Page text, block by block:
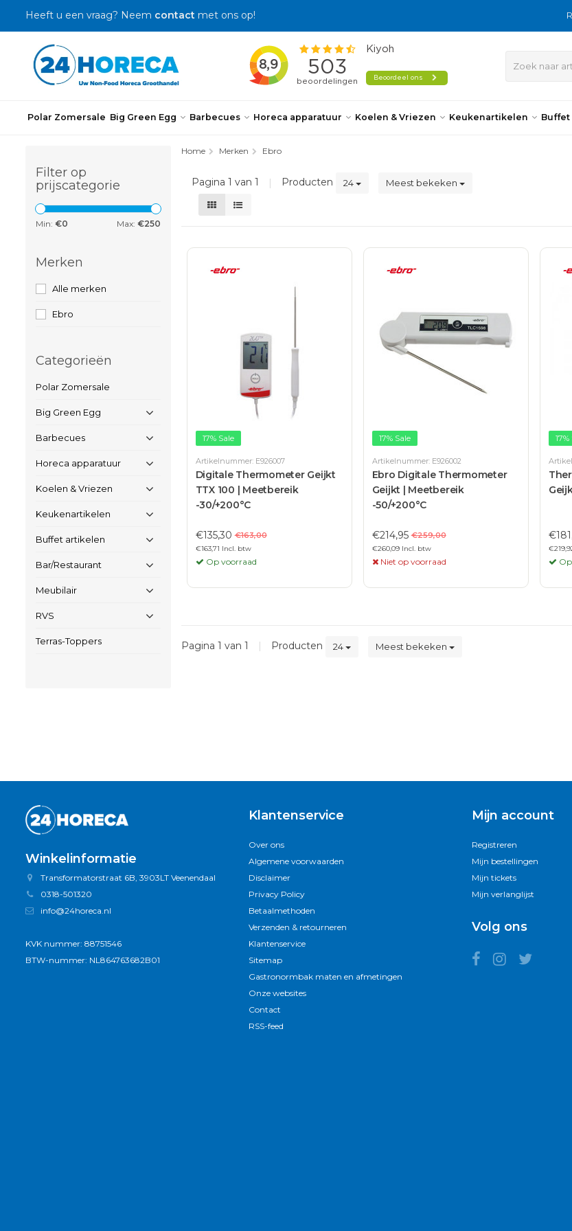
Heeft u een vraag? Neem contact met ons op!
Polar Zomersale Big Green Egg Barbecues Horeca apparatuur Koelen & Vriezen Keukenartikelen
Filter op
prijscategorie
Min: €0 Max: €250
Merken
Alle merken
Ebro
Categorieën
Polar Zomersale
Big Green Egg
Barbecues
Horeca apparatuur
Koelen & Vriezen
Keukenartikelen
Buffet artikelen
Bar/Restaurant
Meubilair
RVS
Terras-Toppers
Home Merken Ebro
Pagina 1 van 1 | Producten 24 Meest bekeken
17% Sale
Artikelnummer: E926007
Digitale Thermometer Geijkt
TTX 100 | Meetbereik
-30/+200°C
€135,30 €163,00
€163,71 Incl. btw
Op voorraad
17% Sale
Artikelnummer: E926002
Ebro Digitale Thermometer
Geijkt | Meetbereik
-50/+200°C
€214,95 €259,00
€260,09 Incl. btw
Niet op voorraad
17%
Pagina 1 van 1 | Producten 24 Meest bekeken
Winkelinformatie
Transformatorstraat 6B, 3903LT Veenendaal
0318-501320
info@24horeca.nl
KVK nummer: 88751546
BTW-nummer: NL864763682B01
Klantenservice
Over ons
Algemene voorwaarden
Disclaimer
Privacy Policy
Betaalmethoden
Verzenden & retourneren
Klantenservice
Sitemap
Gastronormbak maten en afmetingen
Onze websites
Contact
RSS-feed
Mijn account
Registreren
Mijn bestellingen
Mijn tickets
Mijn verlanglijst
Volg ons